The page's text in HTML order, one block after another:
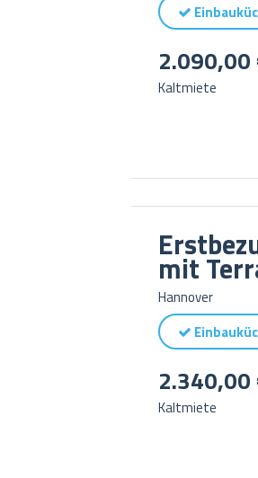
2.090,00
Kaltmiete
mit
Hannover
2.340,00
Kaltmiete